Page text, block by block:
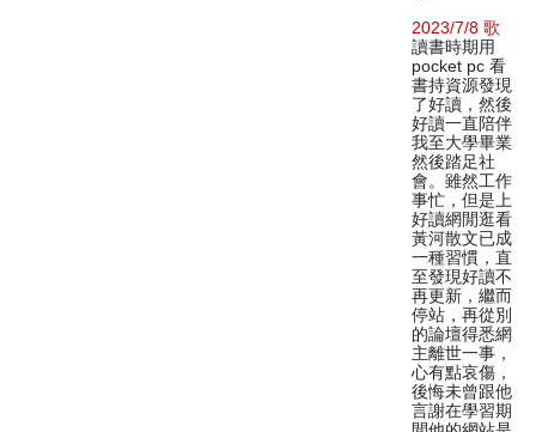
2023/7/8 歌
讀書時期用
pocket pc 看
書持資源發現
了好讀，然後
好讀一直陪伴
我至大學畢業
然後踏足社
會。雖然工作
事忙，但是上
好讀網閒逛看
黃河散文已成
一種習慣，直
至發現好讀不
再更新，繼而
停站，再從別
的論壇得悉網
主離世一事，
心有點哀傷，
後悔未曾跟他
言謝在學習期